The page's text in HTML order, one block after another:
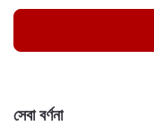
সেবা বর্ণনা